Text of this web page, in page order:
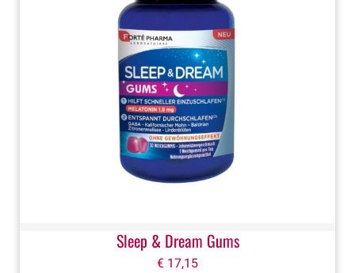
Sleep & Dream Gums
€ 17,15